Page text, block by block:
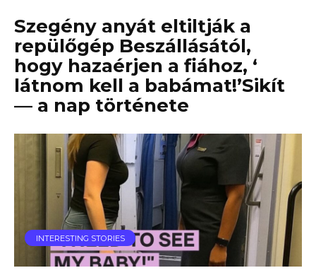
Szegény anyát eltiltják a
repülőgép Beszállásától,
hogy hazaérjen a fiához, ‘
látnom kell a babámat!’Sikít
— a nap története
INTERESTING STORIES